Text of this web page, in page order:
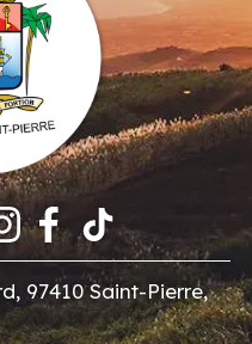
97410 Saint-Pierre,